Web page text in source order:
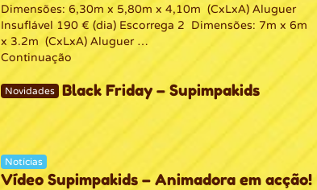
Dimensões: 6,30m x 5,80m x 4,10m (CxLxA) Aluguer
Insuflável 190 € (dia) Escorrega 2 Dimensões: 7m x 6m
x 3.2m (CxLxA) Aluguer …
Continuação
Novidades Black Friday – Supimpakids
Notícias
Vídeo Supimpakids – Animadora em acção!